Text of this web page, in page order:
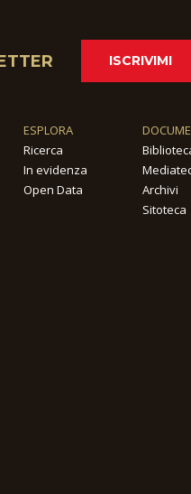
ISCRIVIMI
ESPLORA
Ricerca
In evidenza
Open Data
Archivi
Sitoteca